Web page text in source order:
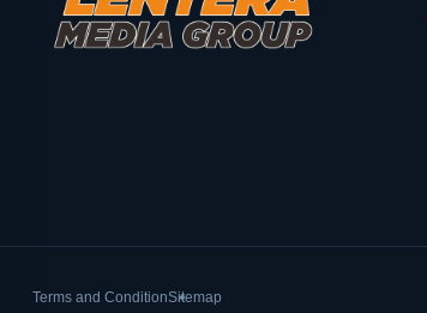
Terms and ConditionSitemap